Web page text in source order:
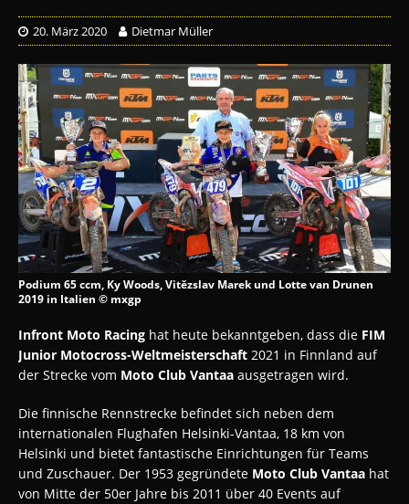
20. März 2020 Dietmar Müller
Podium 65 ccm, Ky Woods, Vitězslav Marek und Lotte van Drunen
2019 in Italien © mxgp
Infront Moto Racing hat heute bekanntgeben, dass die FIM
Junior Motocross-Weltmeisterschaft 2021 in Finnland auf
der Strecke vom Moto Club Vantaa ausgetragen wird.
Die finnische Rennstrecke befindet sich neben dem
internationalen Flughafen Helsinki-Vantaa, 18 km von
Helsinki und bietet fantastische Einrichtungen für Teams
und Zuschauer. Der 1953 gegründete Moto Club Vantaa hat
von Mitte der 50er Jahre bis 2011 über 40 Events auf